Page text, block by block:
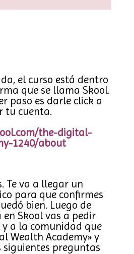
el curso está dentro
que se llama Skool.
paso es darle click a
tu cuenta.
the-digital-
1240/about
Te va a llegar un
para que confirmes
bien. Luego de
Skool vas a pedir
y a la comunidad que
Wealth Academy» y
preguntas